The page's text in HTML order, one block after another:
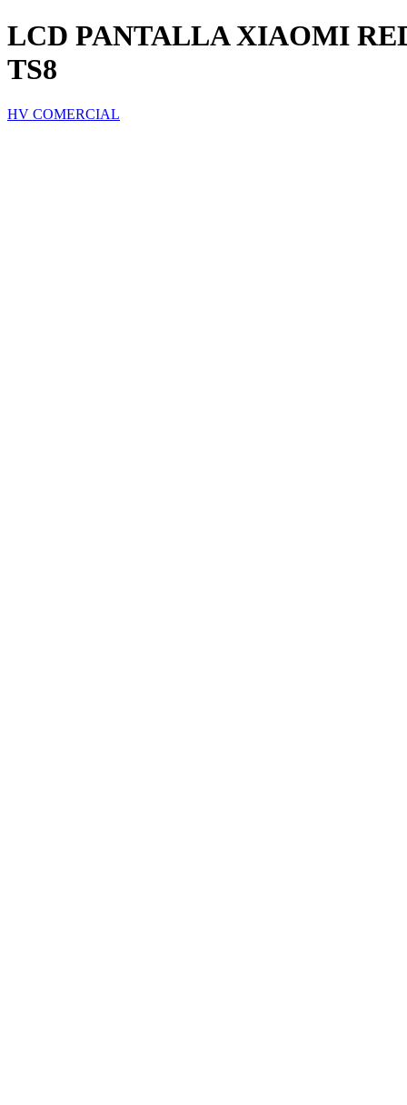
LCD PANTALLA XIAOMI
TS8
HV COMERCIAL